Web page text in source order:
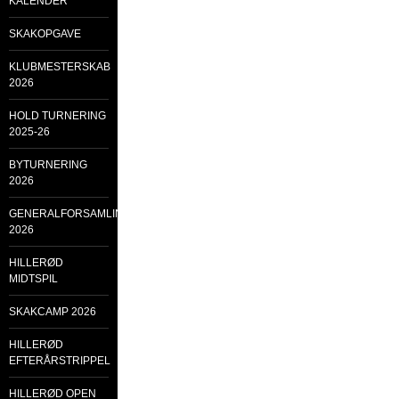
SKAKOPGAVE
KLUBMESTERSKAB
2026
HOLD TURNERING
2025-26
BYTURNERING
2026
GENERALFORSAMLING
2026
HILLERØD
MIDTSPIL
SKAKCAMP 2026
HILLERØD
EFTERÅRSTRIPPEL
HILLERØD OPEN